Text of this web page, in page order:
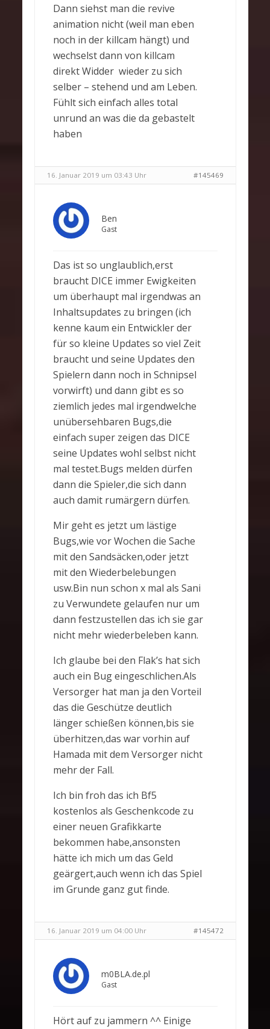
Dann siehst man die revive
animation nicht (weil man eben
noch in der killcam hängt) und
wechselst dann von killcam
direkt Widder wieder zu sich
selber – stehend und am Leben.
Fühlt sich einfach alles total
unrund an was die da gebastelt
haben
16. Januar 2019 um 03:43 Uhr #145469
Ben
Gast
Das ist so unglaublich,erst
braucht DICE immer Ewigkeiten
um überhaupt mal irgendwas an
Inhaltsupdates zu bringen (ich
kenne kaum ein Entwickler der
für so kleine Updates so viel Zeit
braucht und seine Updates den
Spielern dann noch in Schnipsel
vorwirft) und dann gibt es so
ziemlich jedes mal irgendwelche
unübersehbaren Bugs,die
einfach super zeigen das DICE
seine Updates wohl selbst nicht
mal testet.Bugs melden dürfen
dann die Spieler,die sich dann
auch damit rumärgern dürfen.
Mir geht es jetzt um lästige
Bugs,wie vor Wochen die Sache
mit den Sandsäcken,oder jetzt
mit den Wiederbelebungen
usw.Bin nun schon x mal als Sani
zu Verwundete gelaufen nur um
dann festzustellen das ich sie gar
nicht mehr wiederbeleben kann.
Ich glaube bei den Flak’s hat sich
auch ein Bug eingeschlichen.Als
Versorger hat man ja den Vorteil
das die Geschütze deutlich
länger schießen können,bis sie
überhitzen,das war vorhin auf
Hamada mit dem Versorger nicht
mehr der Fall.
Ich bin froh das ich Bf5
kostenlos als Geschenkcode zu
einer neuen Grafikkarte
bekommen habe,ansonsten
hätte ich mich um das Geld
geärgert,auch wenn ich das Spiel
im Grunde ganz gut finde.
16. Januar 2019 um 04:00 Uhr #145472
m0BLA.de.pl
Gast
Hört auf zu jammern ^^ Einige